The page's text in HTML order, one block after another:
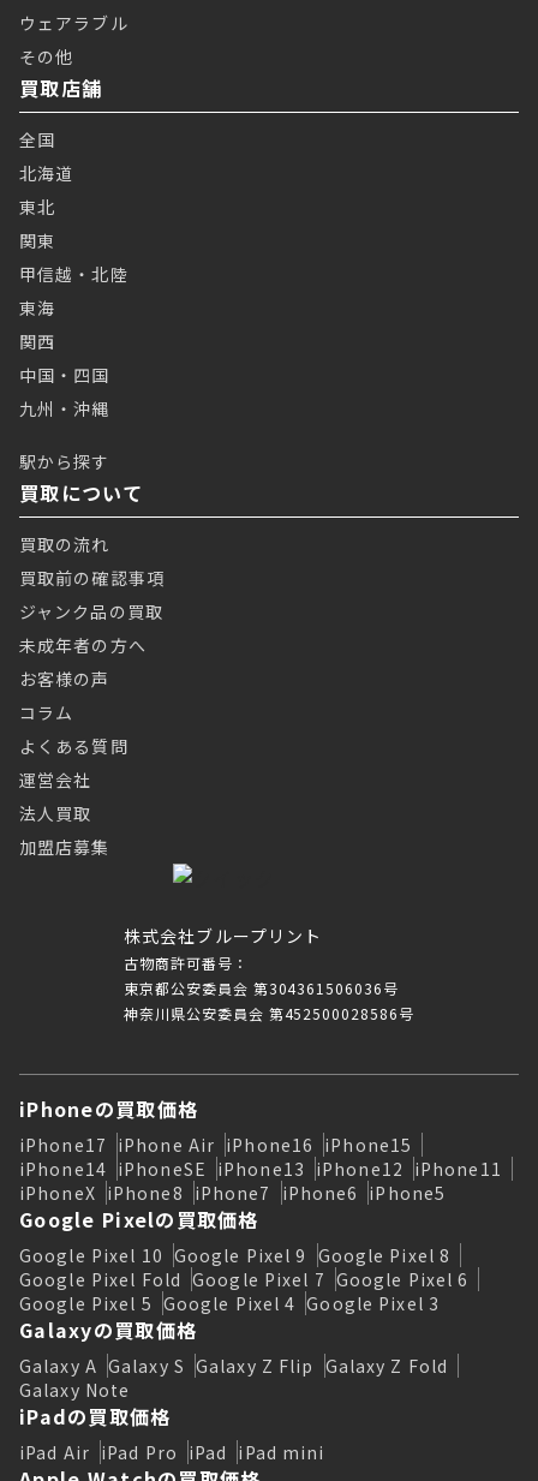
株式会社ブループリント
古物商許可番号：
東京都公安委員会 第304361506036号
神奈川県公安委員会 第452500028586号
ウェアラブル
その他
買取店舗
全国
北海道
東北
関東
甲信越・北陸
東海
関西
中国・四国
九州・沖縄
駅から探す
買取について
買取の流れ
買取前の確認事項
ジャンク品の買取
未成年者の方へ
お客様の声
コラム
よくある質問
運営会社
法人買取
加盟店募集
iPhoneの買取価格
iPhone17 iPhone Air iPhone16 iPhone15
iPhone14 iPhoneSE iPhone13 iPhone12 iPhone11
iPhoneX iPhone8 iPhone7 iPhone6 iPhone5
Google Pixelの買取価格
Google Pixel 10 Google Pixel 9 Google Pixel 8
Google Pixel Fold Google Pixel 7 Google Pixel 6
Google Pixel 5 Google Pixel 4 Google Pixel 3
Galaxyの買取価格
Galaxy A Galaxy S Galaxy Z Flip Galaxy Z Fold
Galaxy Note
iPadの買取価格
iPad Air iPad Pro iPad iPad mini